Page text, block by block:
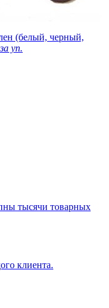
(белый, черный,
уп.
тысячи товарных
клиента.